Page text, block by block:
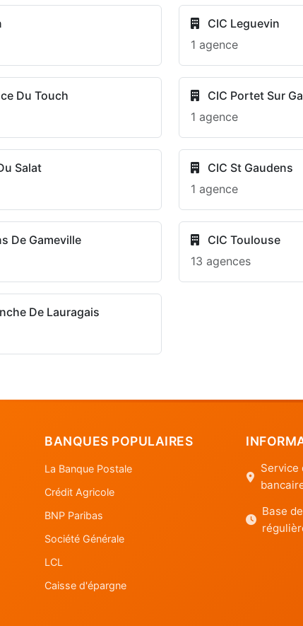
CIC Leguevin
1 agence
Du Touch
CIC Portet Sur
1 agence
Salat
CIC St Gaudens
1 agence
De Gameville
CIC Toulouse
13 agences
De Lauragais
BANQUES POPULAIRES
La Banque Postale
Crédit Agricole
BNP Paribas
Société Générale
LCL
Caisse d'épargne
Service
Base